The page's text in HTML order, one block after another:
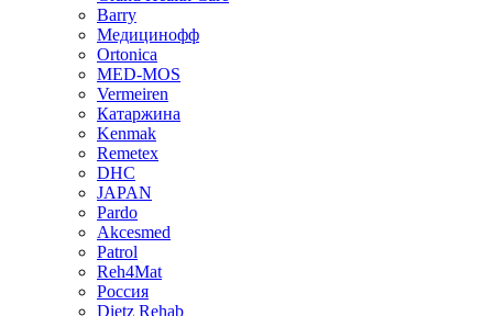
Barry
Медицинофф
Ortonica
MED-MOS
Vermeiren
Катаржина
Kenmak
Remetex
DHC
JAPAN
Pardo
Akcesmed
Patrol
Reh4Mat
Россия
Dietz Rehab